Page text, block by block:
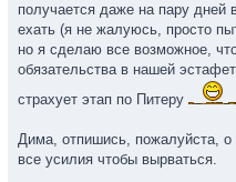
получается даже на пару дней
ехать (я не жалуюсь, просто
но я сделаю все возможное,
обязательства в нашей
страхует этап по Питеру
Дима, отпишись, пожалуйста,
все усилия чтобы вырваться.